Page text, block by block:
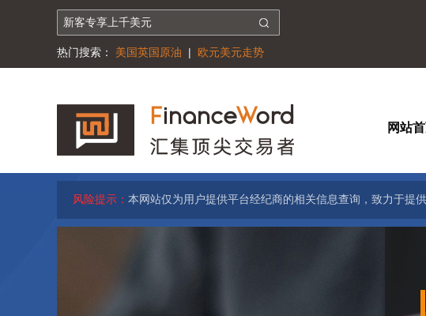
热门搜索： 美国英国原油 | 欧元美元走势
网站
风险提示： 本网站仅为用户提供平台经纪商的相关信息查询，致力于提